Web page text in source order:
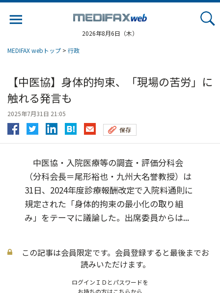
2026年8月6日（木）
MEDIFAX webトップ > 行政
【中医協】身体的拘束、「現場の苦労」に
触れる発言も
2025年7月31日 21:05
保存
中医協・入院医療等の調査・評価分科会
（分科会長＝尾形裕也・九州大名誉教授）は
31日、2024年度診療報酬改定で入院料通則に
規定された「身体的拘束の最小化の取り組
み」をテーマに議論した。出席委員からは...
この記事は会員限定です。会員登録すると最後までお
読みいただけます。
ログインＩＤとパスワードを
お持ちの方はこちらから